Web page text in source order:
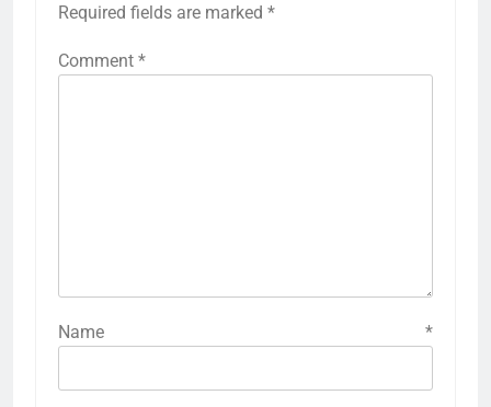
Required fields are marked *
Comment *
Name *